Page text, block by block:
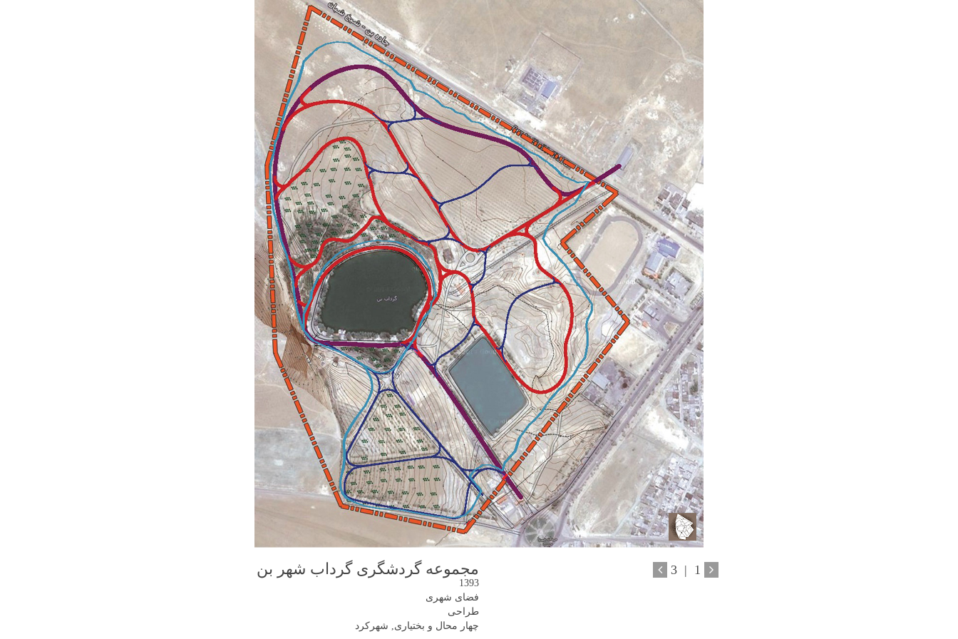
مجموعه گردشگری گرداب شهر بن
1393
فضای شهری
طراحی
چهار محال و بختیاری, شهرکرد
1
|
3